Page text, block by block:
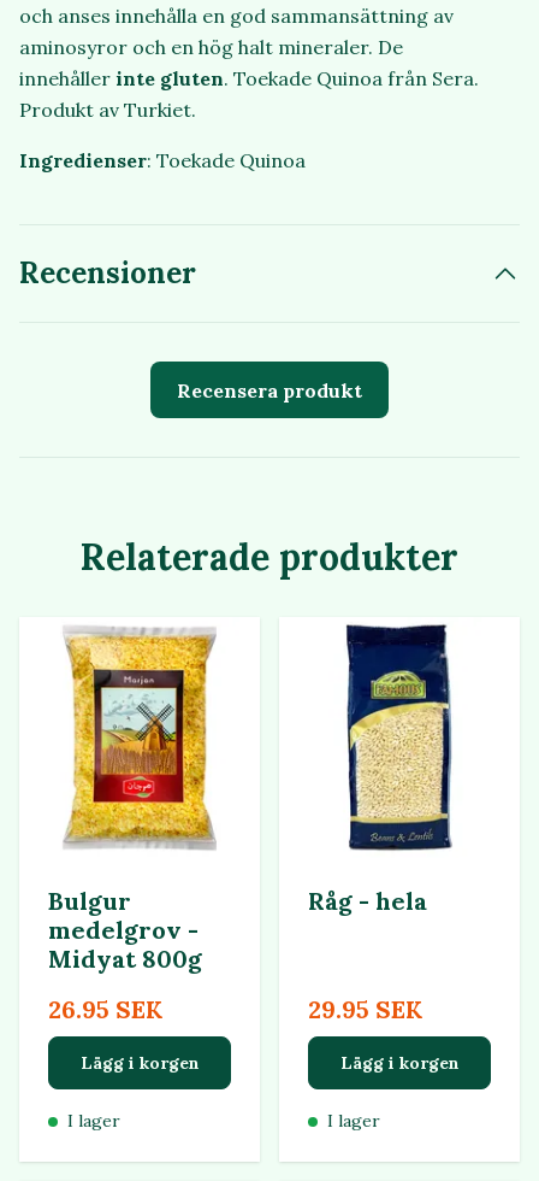
och anses innehålla en god sammansättning av
aminosyror och en hög halt mineraler. De
innehåller inte gluten. Toekade Quinoa från Sera.
Produkt av Turkiet.
Ingredienser: Toekade Quinoa
Recensioner
Recensera produkt
Relaterade produkter
Bulgur
medelgrov -
Midyat 800g
26.95 SEK
Lägg i korgen
I lager
Råg - hela
29.95 SEK
Lägg i korgen
I lager